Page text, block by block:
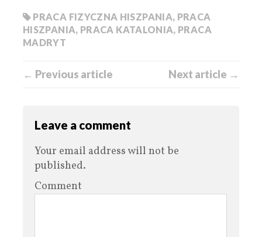
PRACA FIZYCZNA HISZPANIA, PRACA
HISZPANIA, PRACA KATALONIA, PRACA
MADRYT
← Previous article Next article →
Leave a comment
Your email address will not be
published.
Comment